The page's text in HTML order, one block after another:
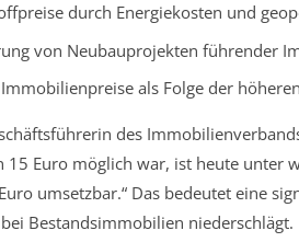
durch Energiekosten und
von Neubauprojekten führender
als Folge der
des
15 Euro möglich war, ist heute unter
umsetzbar.“ Das bedeutet eine
Bestandsimmobilien niederschlägt.